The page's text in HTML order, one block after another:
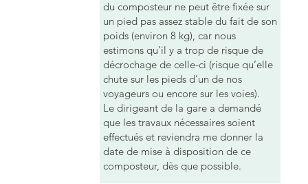
du composteur ne peut être fixée sur
un pied pas assez stable du fait de son
poids (environ 8 kg), car nous
estimons qu’il y a trop de risque de
décrochage de celle-ci (risque qu’elle
chute sur les pieds d’un de nos
voyageurs ou encore sur les voies).
Le dirigeant de la gare a demandé
que les travaux nécessaires soient
effectués et reviendra me donner la
date de mise à disposition de ce
composteur, dès que possible.